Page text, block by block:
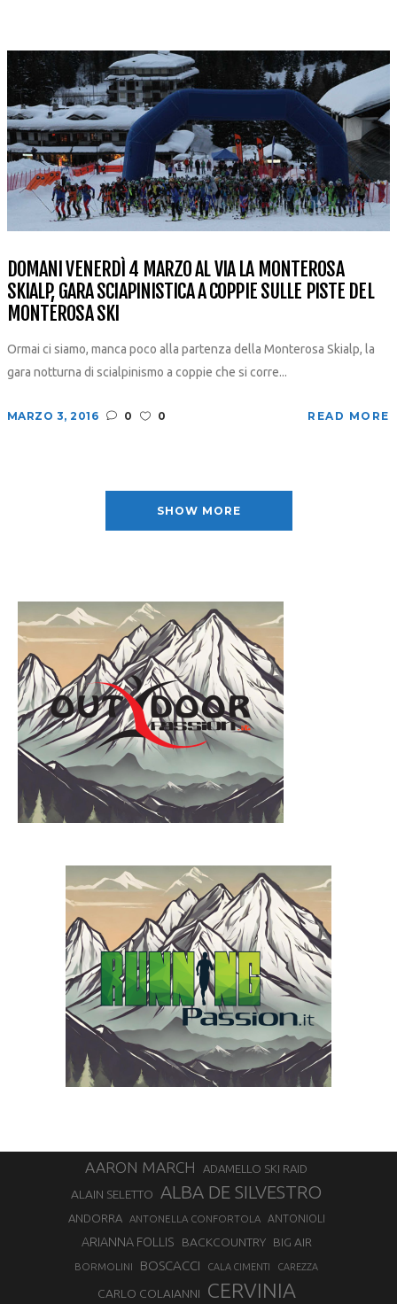
DOMANI VENERDÌ 4 MARZO AL VIA LA MONTEROSA
SKIALP, GARA SCIAPINISTICA A COPPIE SULLE PISTE DEL
MONTEROSA SKI
Ormai ci siamo, manca poco alla partenza della Monterosa Skialp, la
gara notturna di scialpinismo a coppie che si corre...
MARZO 3, 2016 0 0 READ MORE
SHOW MORE
AARON MARCH ADAMELLO SKI RAID
ALAIN SELETTO ALBA DE SILVESTRO
ANDORRA ANTONELLA CONFORTOLA ANTONIOLI
ARIANNA FOLLIS BACKCOUNTRY BIG AIR
BORMOLINI BOSCACCI CALA CIMENTI CAREZZA
CARLO COLAIANNI CERVINIA